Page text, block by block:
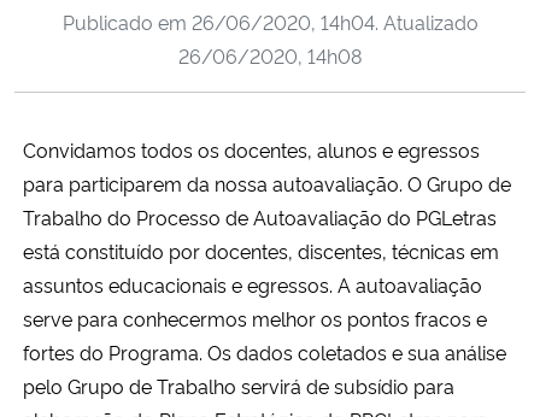
Ministério da Cidadania
Ministério de Minas e Energia
Ministério da Ciência, Tecnologia, Inovações e Comunicações
Ministério do Meio Ambiente
Ministério do Desenvolvimento Regional
Publicado em 26/06/2020, 14h04. Atualizado
26/06/2020, 14h08
Convidamos todos os docentes, alunos e egressos
para participarem da nossa autoavaliação. O Grupo de
Trabalho do Processo de Autoavaliação do PGLetras
está constituído por docentes, discentes, técnicas em
assuntos educacionais e egressos. A autoavaliação
serve para conhecermos melhor os pontos fracos e
fortes do Programa. Os dados coletados e sua análise
pelo Grupo de Trabalho servirá de subsídio para